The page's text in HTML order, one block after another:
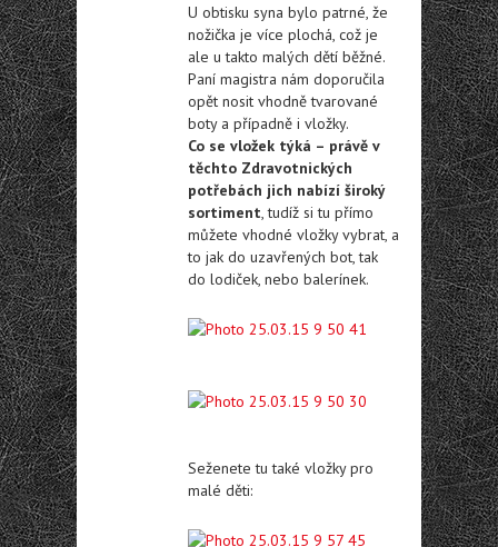
U obtisku syna bylo patrné, že
nožička je více plochá, což je
ale u takto malých dětí běžné.
Paní magistra nám doporučila
opět nosit vhodně tvarované
boty a případně i vložky.
Co se vložek týká – právě v
těchto Zdravotnických
potřebách jich nabízí široký
sortiment , tudíž si tu přímo
můžete vhodné vložky vybrat, a
to jak do uzavřených bot, tak
do lodiček, nebo balerínek.
Seženete tu také vložky pro
malé děti: